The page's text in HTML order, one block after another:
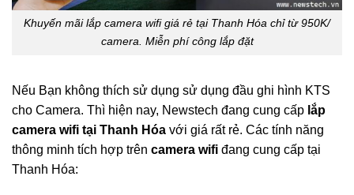
Khuyến mãi lắp camera wifi giá rẻ tại Thanh Hóa chỉ từ 950K/
camera. Miễn phí công lắp đặt
Nếu Bạn không thích sử dụng sử dụng đầu ghi hình KTS
cho Camera. Thì hiện nay, Newstech đang cung cấp lắp
camera wifi tại Thanh Hóa với giá rất rẻ. Các tính năng
thông minh tích hợp trên camera wifi đang cung cấp tại
Thanh Hóa: